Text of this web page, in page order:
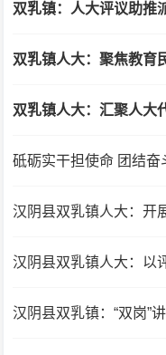
双乳镇：人大评议助推
双乳镇人大：聚焦教育
汉阴县双乳镇人大：以